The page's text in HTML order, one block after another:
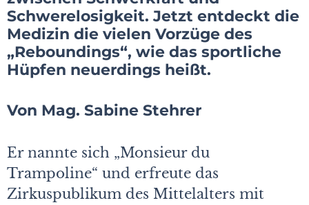
Schwerelosigkeit. Jetzt entdeckt die
Medizin die vielen Vorzüge des
„Reboundings“, wie das sportliche
Hüpfen neuerdings heißt.
Von Mag. Sabine Stehrer
Er nannte sich „Monsieur du
Trampoline“ und erfreute das
Zirkuspublikum des Mittelalters mit